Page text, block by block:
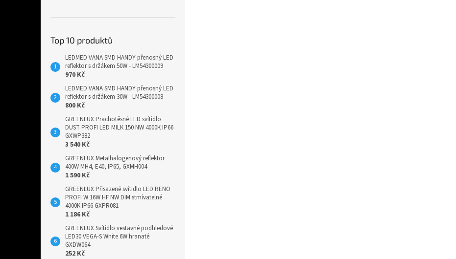
Top 10 produktů
LEDMED VANA SMD HANDY přenosný LED
reflektor s držákem 50W - LM54300009
970 Kč
LEDMED VANA SMD HANDY přenosný LED
reflektor s držákem 30W - LM54300008
800 Kč
GREENLUX Prachotěsné LED svítidlo
DUST PROFI LED MILK 150 NW 4000K IP66
GXWP382
3 540 Kč
GREENLUX Metalhalogenový reflektor
400W MH4, E40, IP65, GXMH004
1 590 Kč
GREENLUX Přisazené svítidlo LED RENO
PROFI W 16W HF NW DIM stmívatelné
4000K IP66 GXPR081
1 186 Kč
GREENLUX Svítidlo vestavné podhledové
LED30 VEGA-S White 6W hranaté
GXDW064
252 Kč